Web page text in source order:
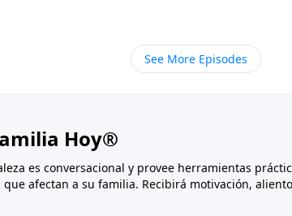
a su esposa que estaba harto de orar.
que lo sostuvo durante sus días más
See More Episodes
Hoy®
es conversacional y provee herramientas
afectan a su familia. Recibirá motivación,